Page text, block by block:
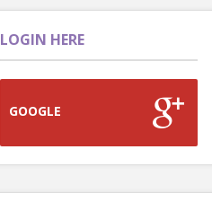
LOGIN HERE
GOOGLE